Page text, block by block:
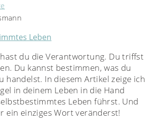
du die Verantwortung. Du triffst
Du kannst bestimmen, was du
handelst. In diesem Artikel zeige ich
in deinem Leben in die Hand
Leben führst. Und
ein einziges Wort veränderst!